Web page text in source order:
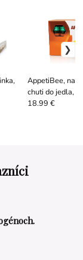
AppetiBee, na
chuti do jedla,
10 fľaštičiek
18.99 €